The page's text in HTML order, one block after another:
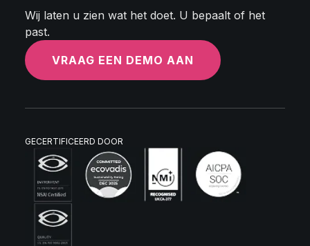
Wij laten u zien wat het doet. U bepaalt of het
past.
VRAAG EEN DEMO AAN
GECERTIFICEERD DOOR